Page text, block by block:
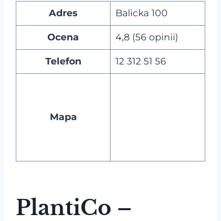
Adres Balicka 100
Ocena 4,8 (56 opinii)
Telefon 12 312 51 56
Mapa
PlantiCo –